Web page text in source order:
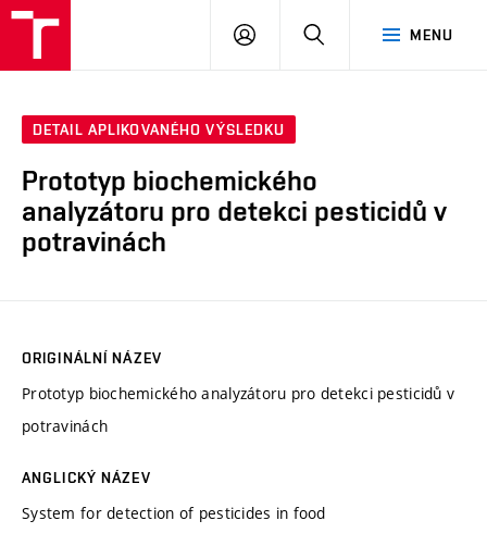
MENU
PŘIHLÁSIT
DETAIL APLIKOVANÉHO VÝSLEDKU
Prototyp biochemického
analyzátoru pro detekci pesticidů v
potravinách
ORIGINÁLNÍ NÁZEV
Prototyp biochemického analyzátoru pro detekci pesticidů v
potravinách
ANGLICKÝ NÁZEV
System for detection of pesticides in food